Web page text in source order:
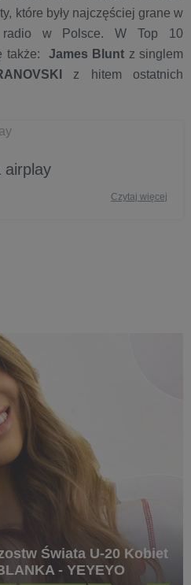
które były najczęściej grane w
radio w Polsce. W Top 10
także: James Blunt z singlem
z hitem ostatnich
airplay
Czytaj więcej
Świata U-20 Kobiet
- YEYEYO